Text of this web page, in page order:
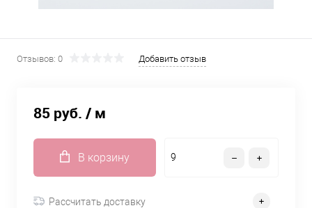
Отзывов: 0 Добавить отзыв
85 руб. / м
В корзину
Рассчитать доставку